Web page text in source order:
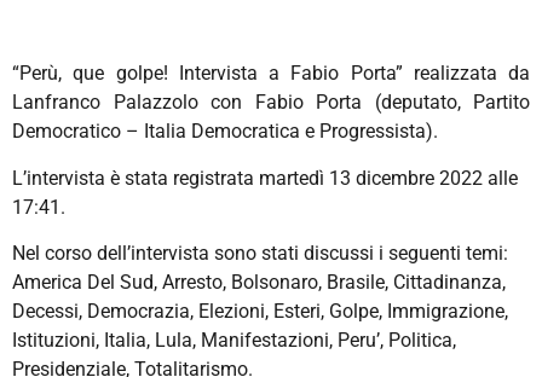
“Perù, que golpe! Intervista a Fabio Porta” realizzata da
Lanfranco Palazzolo con Fabio Porta (deputato, Partito
Democratico – Italia Democratica e Progressista).
L’intervista è stata registrata martedì 13 dicembre 2022 alle
17:41.
Nel corso dell’intervista sono stati discussi i seguenti temi:
America Del Sud, Arresto, Bolsonaro, Brasile, Cittadinanza,
Decessi, Democrazia, Elezioni, Esteri, Golpe, Immigrazione,
Istituzioni, Italia, Lula, Manifestazioni, Peru’, Politica,
Presidenziale, Totalitarismo.